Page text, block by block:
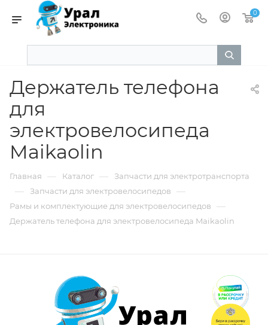
0
Держатель телефона
для
электровелосипеда
Maikaolin
Главная — Каталог — Запчасти для электротранспорта
— Запчасти для электровелосипедов —
Рамы и комплектующие для электровелосипедов —
Держатель телефона для электровелосипеда Maikaolin